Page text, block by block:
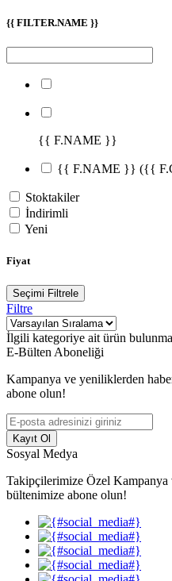
{{ FILTER.NAME }}
{{ F.NAME }}
{{ F.NAME }} ({{
Stoktakiler
İndirimli
Yeni
Fiyat
Seçimi Filtrele
Filtre
İlgili kategoriye ait ürün
E-Bülten Aboneliği
Kampanya ve yeniliklerden
abone olun!
Kayıt Ol
Sosyal Medya
Takipçilerimize Özel Kampanya
bültenimize abone olun!